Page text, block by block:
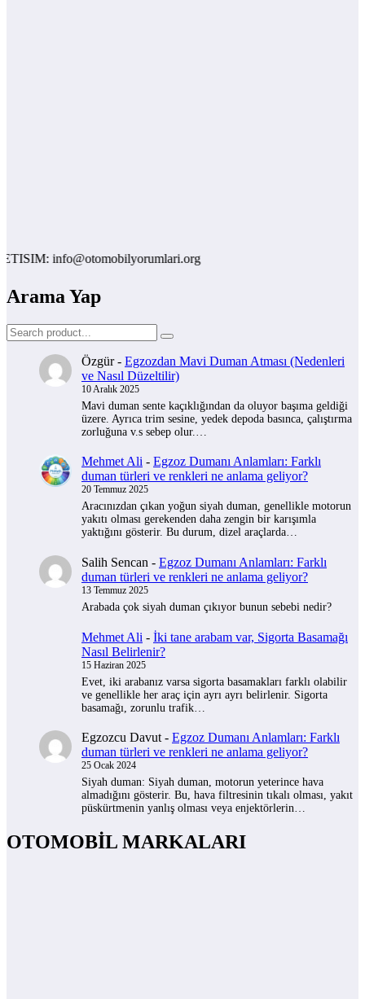
info@otomobilyorumlari.org
Arama Yap
Özgür- Egzozdan Mavi Duman Atması (Nedenleri
ve Nasıl Düzeltilir)
10 Aralık 2025
Mavi duman sente kaçıklığından da oluyor başıma geldiği
üzere. Ayrıca trim sesine, yedek depoda basınca, çalıştırma
zorluğuna v.s sebep olur.…
Mehmet Ali - Egzoz Dumanı Anlamları: Farklı
duman türleri ve renkleri ne anlama geliyor?
20 Temmuz 2025
Aracınızdan çıkan yoğun siyah duman, genellikle motorun
yakıtı olması gerekenden daha zengin bir karışımla
yaktığını gösterir. Bu durum, dizel araçlarda…
Salih Sencan - Egzoz Dumanı Anlamları: Farklı
duman türleri ve renkleri ne anlama geliyor?
13 Temmuz 2025
Arabada çok siyah duman çıkıyor bunun sebebi nedir?
Mehmet Ali - İki tane arabam var, Sigorta Basamağı
Nasıl Belirlenir?
15 Haziran 2025
Evet, iki arabanız varsa sigorta basamakları farklı olabilir
ve genellikle her araç için ayrı ayrı belirlenir. Sigorta
basamağı, zorunlu trafik…
Egzozcu Davut - Egzoz Dumanı Anlamları: Farklı
duman türleri ve renkleri ne anlama geliyor?
25 Ocak 2024
Siyah duman: Siyah duman, motorun yeterince hava
almadığını gösterir. Bu, hava filtresinin tıkalı olması, yakıt
püskürtmenin yanlış olması veya enjektörlerin…
OTOMOBİL MARKALARI